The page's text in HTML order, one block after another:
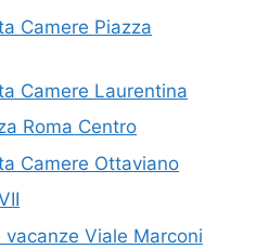
Camere Piazza
Camere Laurentina
Roma Centro
Camere Ottaviano
Viale Marconi